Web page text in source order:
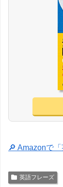
🔎 Amazonで
英語フレーズ